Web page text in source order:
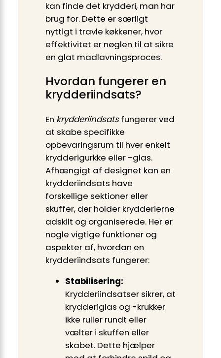
kan finde det krydderi, man har
brug for. Dette er særligt
nyttigt i travle køkkener, hvor
effektivitet er nøglen til at sikre
en glat madlavningsproces.
Hvordan fungerer en
krydderiindsats?
En krydderiindsatsfungerer ved
at skabe specifikke
opbevaringsrum til hver enkelt
krydderigurkke eller -glas.
Afhængigt af designet kan en
krydderiindsats have
forskellige sektioner eller
skuffer, der holder krydderierne
adskilt og organiserede. Her er
nogle vigtige funktioner og
aspekter af, hvordan en
krydderiindsats fungerer:
Stabilisering:
Krydderiindsatser sikrer, at
krydderiglas og -krukker
ikke ruller rundt eller
vælter i skuffen eller
skabet. Dette hjælper